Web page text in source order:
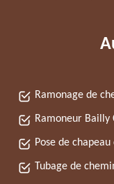
Ramonage de
Ramoneur Bailly
Pose de
Tubage de